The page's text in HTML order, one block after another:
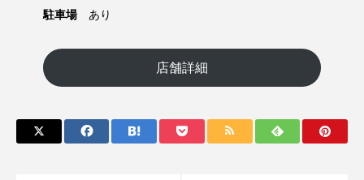
駐車場あり
店舗詳細